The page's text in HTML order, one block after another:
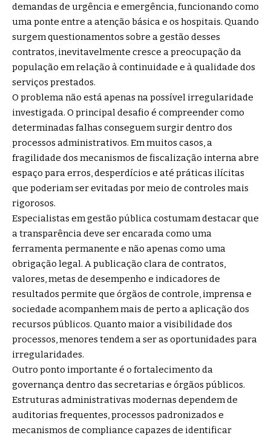
demandas de urgência e emergência, funcionando como
uma ponte entre a atenção básica e os hospitais. Quando
surgem questionamentos sobre a gestão desses
contratos, inevitavelmente cresce a preocupação da
população em relação à continuidade e à qualidade dos
serviços prestados.
O problema não está apenas na possível irregularidade
investigada. O principal desafio é compreender como
determinadas falhas conseguem surgir dentro dos
processos administrativos. Em muitos casos, a
fragilidade dos mecanismos de fiscalização interna abre
espaço para erros, desperdícios e até práticas ilícitas
que poderiam ser evitadas por meio de controles mais
rigorosos.
Especialistas em gestão pública costumam destacar que
a transparência deve ser encarada como uma
ferramenta permanente e não apenas como uma
obrigação legal. A publicação clara de contratos,
valores, metas de desempenho e indicadores de
resultados permite que órgãos de controle, imprensa e
sociedade acompanhem mais de perto a aplicação dos
recursos públicos. Quanto maior a visibilidade dos
processos, menores tendem a ser as oportunidades para
irregularidades.
Outro ponto importante é o fortalecimento da
governança dentro das secretarias e órgãos públicos.
Estruturas administrativas modernas dependem de
auditorias frequentes, processos padronizados e
mecanismos de compliance capazes de identificar